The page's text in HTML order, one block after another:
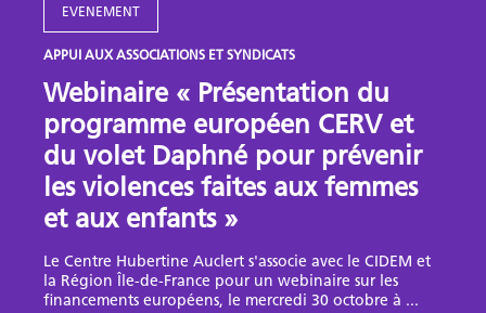
EVENEMENT
APPUI AUX ASSOCIATIONS ET SYNDICATS
Webinaire « Présentation du
programme européen CERV et
du volet Daphné pour prévenir
les violences faites aux femmes
et aux enfants »
Le Centre Hubertine Auclert s'associe avec le CIDEM et
la Région Île-de-France pour un webinaire sur les
financements européens, le mercredi 30 octobre à ...